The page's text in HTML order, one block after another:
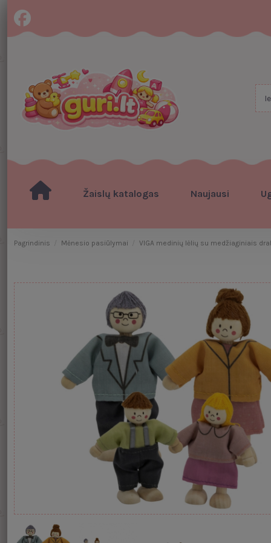
Žaislų katalogas Naujausi
Pagrindinis Mėnesio pasiūlymai VIGA medinių lėlių su medžiaginiais